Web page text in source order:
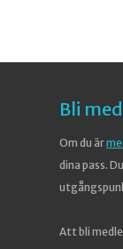
Bli
Om du är
dina pass.
Att bli